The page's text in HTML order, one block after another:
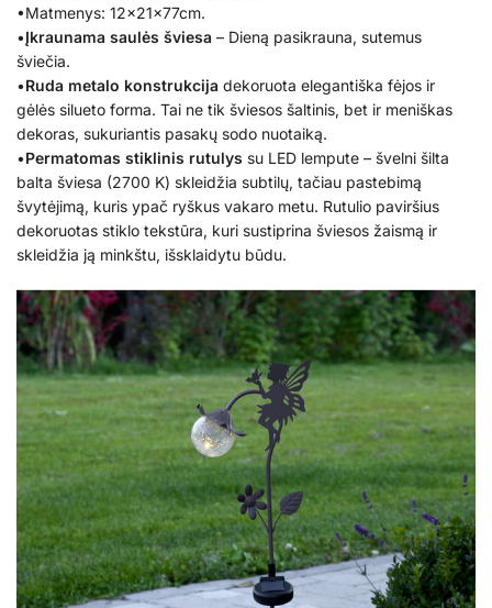
•Matmenys: 12x21x77cm.
•Įkraunama saulės šviesa – Dieną pasikrauna, sutemus
šviečia.
•Ruda metalo konstrukcija dekoruota elegantiška fėjos ir
gėlės silueto forma. Tai ne tik šviesos šaltinis, bet ir meniškas
dekoras, sukuriantis pasakų sodo nuotaiką.
•Permatomas stiklinis rutulys su LED lempute – švelni šilta
balta šviesa (2700 K) skleidžia subtilų, tačiau pastebimą
švytėjimą, kuris ypač ryškus vakaro metu. Rutulio paviršius
dekoruotas stiklo tekstūra, kuri sustiprina šviesos žaismą ir
skleidžia ją minkštu, išsklaidytu būdu.